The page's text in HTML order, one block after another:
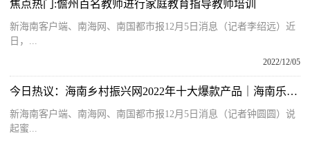
焦点热门:儋州百名教师进行家庭教育指导教师培训
新海南客户端、南海网、南国都市报12月5日消息（记者李绍远）近
日，...
2022/12/05
今日热议：海南乡村振兴网2022年十大爆款产品｜海南乐东哈密瓜铺出“甜蜜”致富路
新海南客户端、南海网、南国都市报12月5日消息（记者钟圆圆）说
起蜜...